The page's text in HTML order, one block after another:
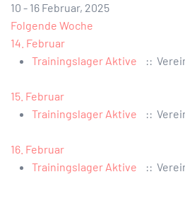
10 - 16 Februar, 2025
Folgende Woche
14. Februar
Trainingslager Aktive
::
15. Februar
Trainingslager Aktive
::
16. Februar
Trainingslager Aktive
::